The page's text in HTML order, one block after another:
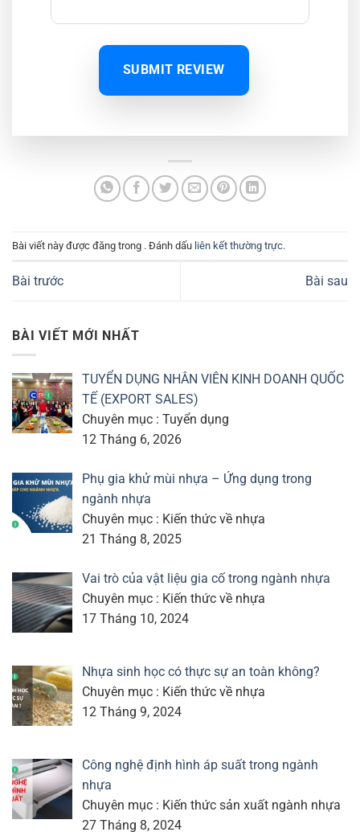
SUBMIT REVIEW
Bài viết này được đăng trong . Đánh dấu liên kết thường trực.
Bài trước Bài sau
BÀI VIẾT MỚI NHẤT
TUYỂN DỤNG NHÂN VIÊN KINH DOANH QUỐC
TẾ (EXPORT SALES)
Chuyên mục : Tuyển dụng
12 Tháng 6, 2026
Phụ gia khử mùi nhựa – Ứng dụng trong
ngành nhựa
Chuyên mục : Kiến thức về nhựa
21 Tháng 8, 2025
Vai trò của vật liệu gia cố trong ngành nhựa
Chuyên mục : Kiến thức về nhựa
17 Tháng 10, 2024
Nhựa sinh học có thực sự an toàn không?
Chuyên mục : Kiến thức về nhựa
12 Tháng 9, 2024
Công nghệ định hình áp suất trong ngành
nhựa
Chuyên mục : Kiến thức sản xuất ngành nhựa
27 Tháng 8, 2024